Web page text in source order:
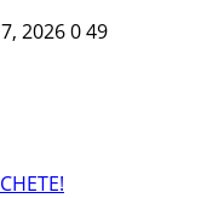
2026049